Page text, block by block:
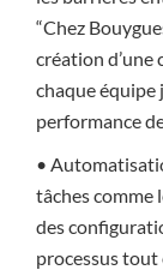
“Chez
création d’une
chaque équipe
performance
•
tâches comme
des
processus tout